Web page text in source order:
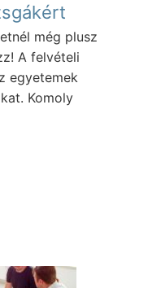
még plusz
A felvételi
egyetemek
Komoly